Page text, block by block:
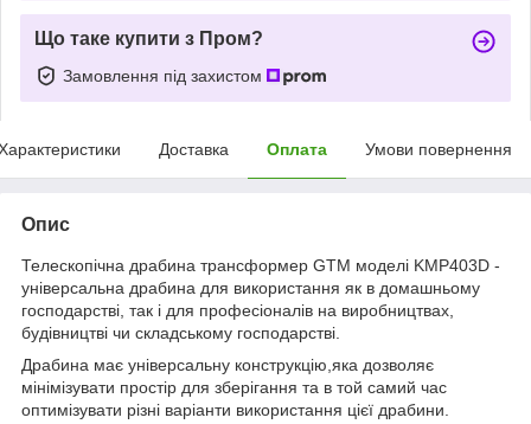
Що таке купити з Пром?
Замовлення під захистом
Доставка Оплата Умови повернення
Опис
Телескопічна драбина трансформер GTM моделі KMP403D -
універсальна драбина для використання як в домашньому
господарстві, так і для професіоналів на виробництвах,
будівництві чи складському господарстві.
Драбина має універсальну конструкцію,яка дозволяє
мінімізувати простір для зберігання та в той самий час
оптимізувати різні варіанти використання цієї драбини.